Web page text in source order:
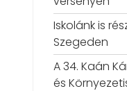
Iskolánk is
Szegeden
A 34. Kaán
és